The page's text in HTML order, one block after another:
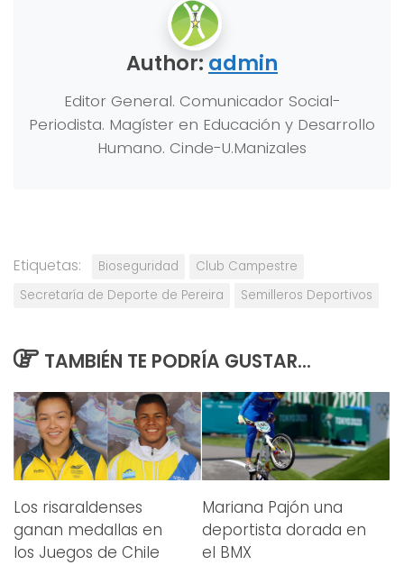
Author: admin
Editor General. Comunicador Social-
Periodista. Magíster en Educación y Desarrollo
Humano. Cinde-U.Manizales
Etiquetas: Bioseguridad
Club Campestre
Secretaría de Deporte de Pereira
Semilleros Deportivos
TAMBIÉN TE PODRÍA GUSTAR...
Los risaraldenses
ganan medallas en
los Juegos de Chile
Mariana Pajón una
deportista dorada en
el BMX